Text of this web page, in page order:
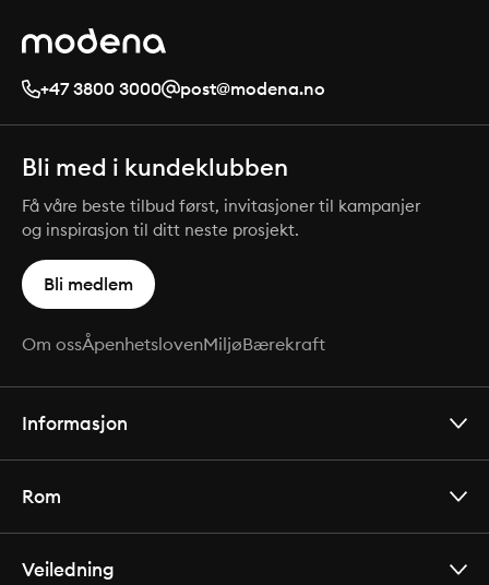
+47 3800 3000 post@modena.no
Bli med i kundeklubben
Få våre beste tilbud først, invitasjoner til kampanjer
og inspirasjon til ditt neste prosjekt.
Bli medlem
Om ossÅpenhetslovenMiljøBærekraft
Informasjon
Rom
Veiledning